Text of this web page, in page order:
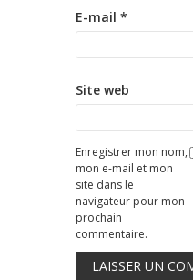
E-mail *
Site web
Enregistrer mon nom,
mon e-mail et mon
site dans le
navigateur pour mon
prochain
commentaire.